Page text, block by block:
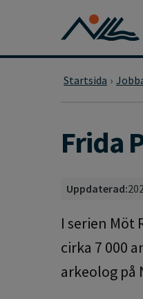
Gå till huvudmeny
Gå till övergripande
Startsida
Frida
Uppdaterad:
I serien Möt
cirka 7 000
arkeolog på